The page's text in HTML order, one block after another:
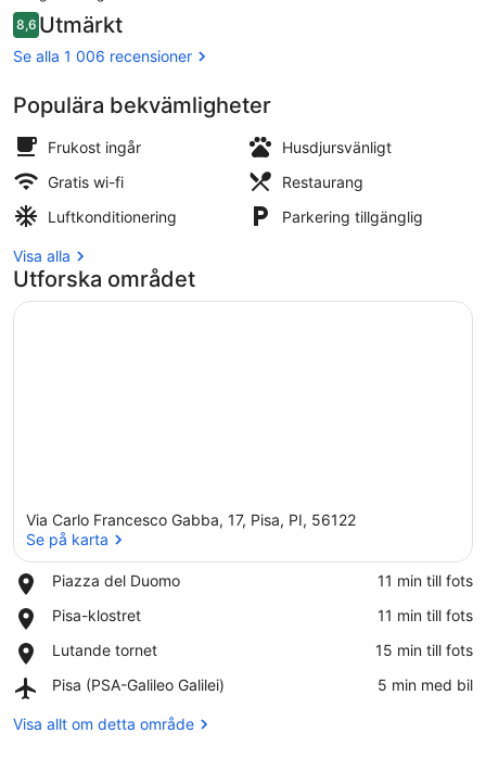
är
1 350 kr
Recensioner
8,68,6 av 10,
Utmärkt
Se alla 1 006 recensioner
Populära bekvämligheter
Frukost ingår
Husdjursvänligt
Gratis wi-fi
Restaurang
Luftkonditionering
Parkering tillgänglig
Visa alla
Utforska området
Via Carlo Francesco Gabba, 17, Pisa, PI, 56122
Se på karta
Piazza del Duomo
Place,
del
‪11 min till fots‬
Pisa-klostret
Place,
klostret
‪11 min till fots‬
Lutande tornet
Place,
tornet
‪15 min till fots‬
Pisa (PSA-Galileo Galilei)
Airport,
(PSA-
‪5 min med bil‬
Visa allt om detta område